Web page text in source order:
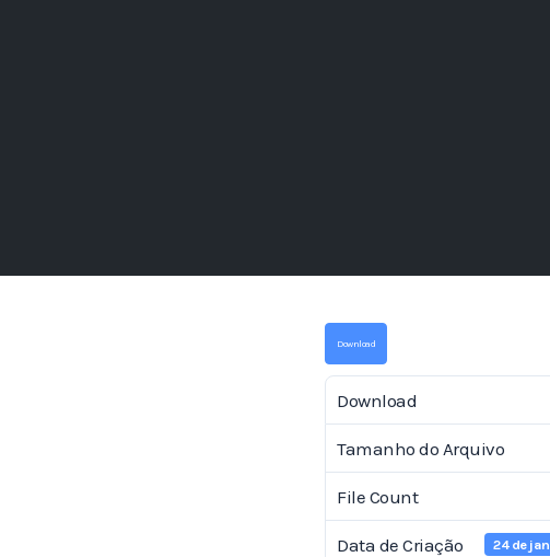
Download
Download
Tamanho do Arquivo
File Count
Data de Criação 24 de